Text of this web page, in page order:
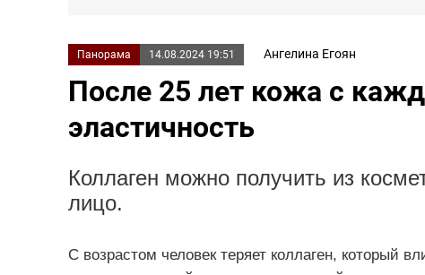
Панорама 14.08.2024 19:51 Ангелина Егоян
После 25 лет кожа с
эластичность
Коллаген можно получить из
лицо.
С возрастом человек теряет коллаген, который